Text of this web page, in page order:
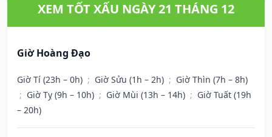
XEM TỐT XẤU NGÀY 21 THÁNG 12
Giờ Hoàng Đạo
Giờ Tí (23h – 0h) ; Giờ Sửu (1h – 2h) ; Giờ Thìn (7h – 8h)
; Giờ Tỵ (9h – 10h) ; Giờ Mùi (13h – 14h) ; Giờ Tuất (19h
– 20h)